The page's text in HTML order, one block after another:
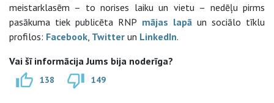
meistarklasēm – to norises laiku un vietu – nedēļu pirms
pasākuma tiek publicēta RNP mājas lapāun sociālo tīklu
profilos: Facebook, Twitter un LinkedIn.
Vai šī informācija Jums bija noderīga?
138 149